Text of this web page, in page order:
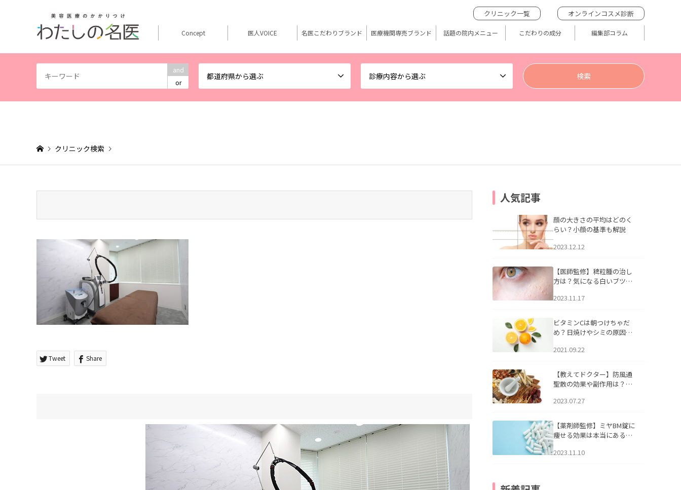
and
or
都道府県から選ぶ 診療内容から選ぶ
クリニック一覧 オンラインコスメ診断
Concept 医人VOICE 名医こだわりブランド 医療機関専売ブランド 話題の院内メニュー こだわりの成分 編集部コラム
クリニック検索
Tweet Share
人気記事
顔の大きさの平均はどのく
らい？小顔の基準も解説
2023.12.12
【医師監修】稗粒腫の治し
方は？気になる白いブツブ
アについて
2023.11.17
ビタミンCは朝つけちゃだ
め？日焼けやシミの原因に
2021.09.22
【教えてドクター】防風通
聖散の効果や副作用は？長
2023.07.27
【薬剤師監修】ミヤBM錠に
痩せる効果は本当にある
2023.11.10